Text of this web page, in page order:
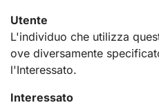
Utente
L'individuo che utilizza
ove diversamente
l'Interessato.
Interessato